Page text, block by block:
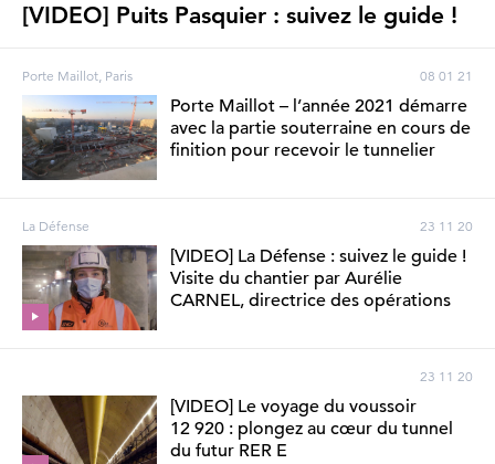
[VIDEO] Puits Pasquier : suivez le guide !
Porte Maillot, Paris 08 01 21
Porte Maillot – l’année 2021 démarre
avec la partie souterraine en cours de
finition pour recevoir le tunnelier
La Défense 23 11 20
[VIDEO] La Défense : suivez le guide !
Visite du chantier par Aurélie
CARNEL, directrice des opérations
23 11 20
[VIDEO] Le voyage du voussoir
12 920 : plongez au cœur du tunnel
du futur RER E